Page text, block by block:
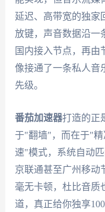
延迟、高带宽的独家
放键，声音数据沿一
国内接入节点，再由
像接通了一条私人音
先级。
番茄加速器打造的正
于"翻墙"，而在于"
速"模式，系统自动
京联通甚至广州移动
毫无卡顿，杜比音质
道，真正给你独享